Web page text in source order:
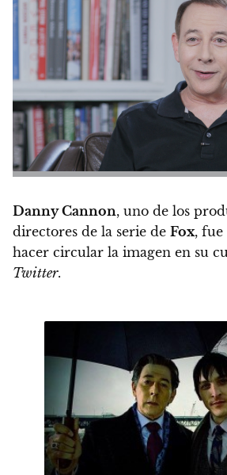
Danny Cannon, uno de los
directores de la serie de Fox, fue
hacer circular la imagen en su
Twitter.